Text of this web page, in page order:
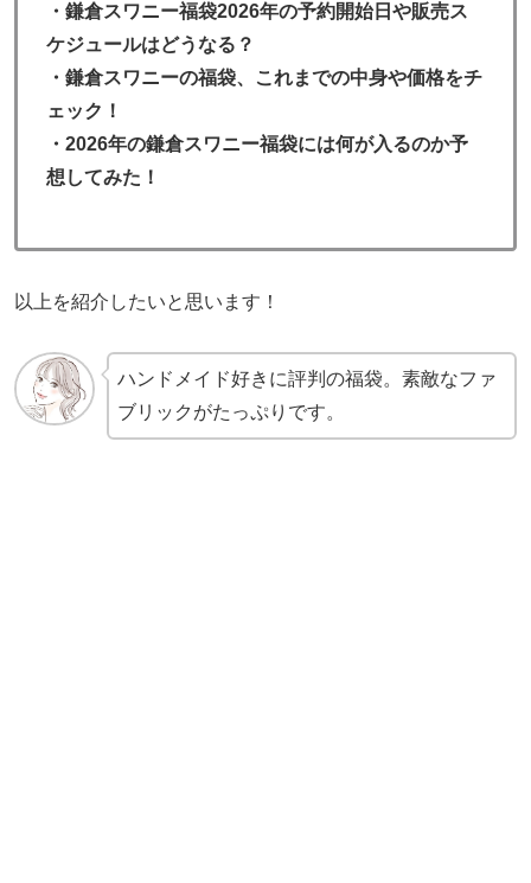
・ 鎌倉スワニー福袋2026年の予約開始日や販売ス
ケジュールはどうなる？
・鎌倉スワニーの福袋、これまでの中身や価格をチ
ェック！
・2026年の鎌倉スワニー福袋には何が入るのか予
想してみた！
以上を紹介したいと思います！
ハンドメイド好きに評判の福袋。素敵なファ
ブリックがたっぷりです。